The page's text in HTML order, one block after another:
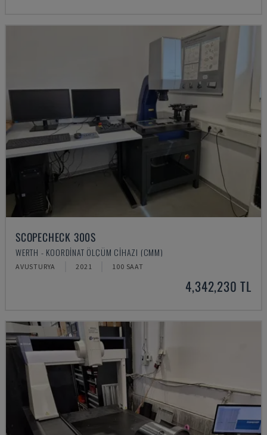
SCOPECHECK 300S
WERTH - KOORDINAT ÖLÇÜM CIHAZI (CMM)
AVUSTURYA 2021 100 SAAT
4,342,230 TL